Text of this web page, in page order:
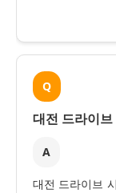
Q
대전 드라이
A
대전 드라이브